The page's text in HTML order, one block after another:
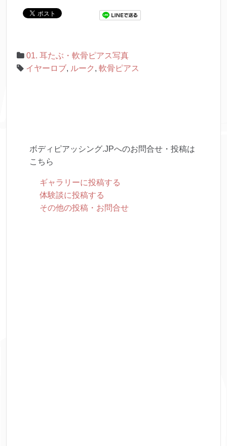
01. 耳たぶ・軟骨ピアス写真
イヤーロブ, ルーク , 軟骨ピアス
ボディピアッシング.JPへのお問合せ・投稿は
こちら
ギャラリーに投稿する
体験談に投稿する
その他の投稿・お問合せ